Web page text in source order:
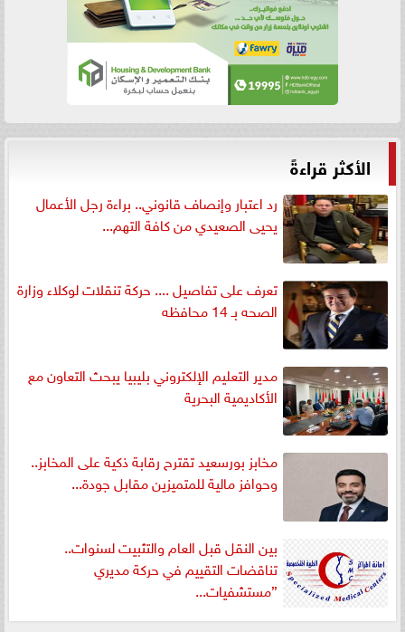
الأكثر قراءةً
رد اعتبار وإنصاف قانوني.. براءة رجل الأعمال
يحيى الصعيدي من كافة التهم...
تعرف على تفاصيل .... حركة تنقلات لوكلاء وزارة
الصحه بـ 14 محافظه
مدير التعليم الإلكتروني بليبيا يبحث التعاون مع
الأكاديمية البحرية
مخابز بورسعيد تقترح رقابة ذكية على المخابز..
وحوافز مالية للمتميزين مقابل جودة...
بين النقل قبل العام والتثبيت لسنوات..
تناقضات التقييم في حركة مديري
”مستشفيات...